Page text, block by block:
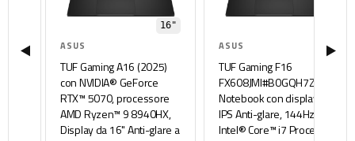
16"
ASUS
TUF Gaming A16 (2025)
con NVIDIA® GeForce
RTX™ 5070, processore
AMD Ryzen™ 9 8940HX,
Display da 16" Anti-glare a
ASUS
TUF Gaming F16
FX608JMI#B0GQH7ZDN4,
Notebook con display 16"
IPS Anti-glare, 144Hz,
Intel® Core™ i7 Processor